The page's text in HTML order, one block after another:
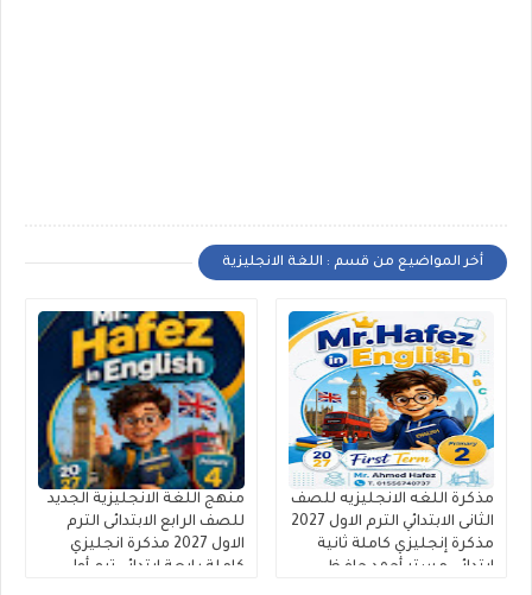
أخر المواضيع من قسم : اللغة الانجليزية
مذكرة اللغه الانجليزيه للصف
الثانى الابتدائي الترم الاول 2027
مذكرة إنجليزي كاملة ثانية
ابتدائى مستر أحمد حافظ
منهج اللغة الانجليزية الجديد
للصف الرابع الابتدائى الترم
الاول 2027 مذكرة انجليزي
كاملة رابعة ابتدائي ترم أول